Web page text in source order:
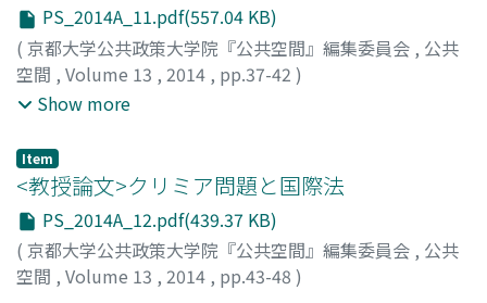
PS_2014A_11.pdf(557.04 KB)
( 京都大学公共政策大学院『公共空間』編集委員会 , 公共
空間 , Volume 13 , 2014 , pp.37-42 )
森, 俊貴; 永野, 三智
ラ, アキコ
Show more
Item
<教授論文>クリミア問題と国際法
PS_2014A_12.pdf(439.37 KB)
( 京都大学公共政策大学院『公共空間』編集委員会 , 公共
空間 , Volume 13 , 2014 , pp.43-48 )